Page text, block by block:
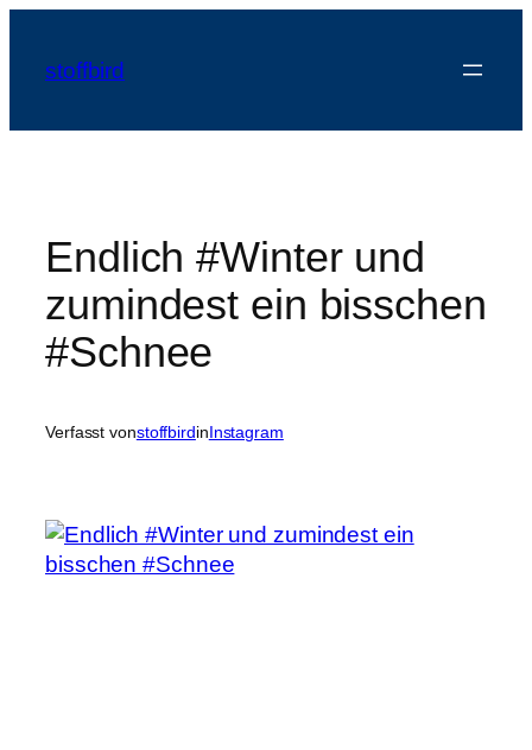
springen
stoffbird
Endlich #Winter und
zumindest ein bisschen
#Schnee
Verfasst vonstoffbirdinInstagram